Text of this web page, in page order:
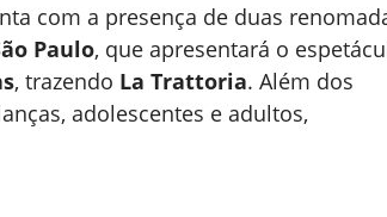
com a presença de duas
Paulo, que apresentará o
, trazendo La Trattoria. Além dos
adolescentes e adultos,